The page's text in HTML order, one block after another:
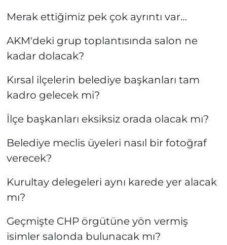
Merak ettiğimiz pek çok ayrıntı var…
AKM'deki grup toplantısında salon ne
kadar dolacak?
Kırsal ilçelerin belediye başkanları tam
kadro gelecek mi?
İlçe başkanları eksiksiz orada olacak mı?
Belediye meclis üyeleri nasıl bir fotoğraf
verecek?
Kurultay delegeleri aynı karede yer alacak
mı?
Geçmişte CHP örgütüne yön vermiş
isimler salonda bulunacak mı?